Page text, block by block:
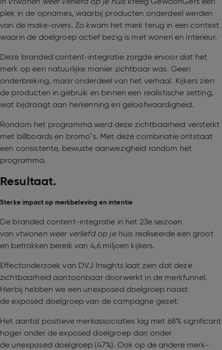
plek in de opnames, waarbij producten onderdeel werden
van de make-overs. Zo kwam het merk terug in een context
waarin de doelgroep actief bezig is met wonen en interieur.
Deze branded content-integratie zorgde ervoor dat het
merk op een natuurlijke manier zichtbaar was. Geen
onderbreking, maar onderdeel van het verhaal. Kijkers zien
de producten in gebruik en binnen een realistische setting,
wat bijdraagt aan herkenning en geloofwaardigheid.
Rondom het programma werd deze zichtbaarheid versterkt
met billboards en bromo’s. Met deze combinatie ontstaat
een consistente, bewuste aanwezigheid rondom het
programma.
Resultaat.
Sterke impact op merkbeleving en intentie
De branded content-integratie in het 23e seizoen
van vtwonen weer verliefd op je huis realiseerde een groot
en betrokken bereik van 4,6 miljoen kijkers.
Effectonderzoek van DVJ Insights laat zien dat deze
zichtbaarheid aantoonbaar doorwerkt in de merkfunnel.
Hierbij hebben we een unexposed doelgroep naast
de exposed doelgroep van de campagne gezet:
Het aantal positieve merkassociaties lag met 68% significant
hoger onder de exposed doelgroep dan onder
de unexposed doelgroep (47%). Ook op de andere merk-